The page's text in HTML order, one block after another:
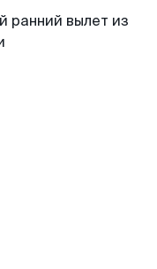
ранний вылет из